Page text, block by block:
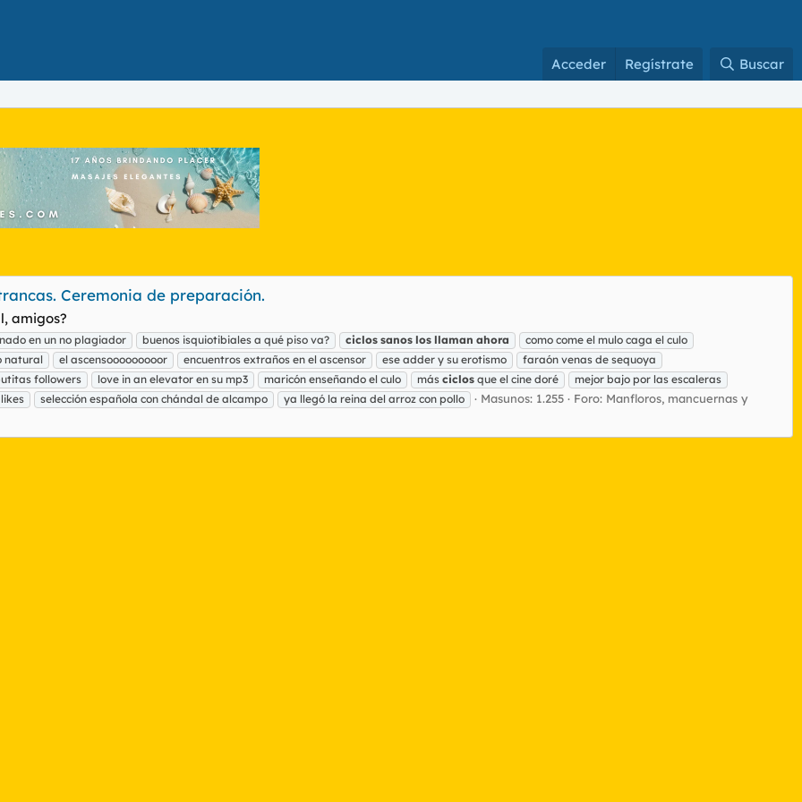
Acceder Regístrate Buscar
Ceremonia de preparación.
amigos?
en un no plagiador buenos isquiotibiales a qué piso va? ciclos sanos los llaman ahora
como come el mulo caga el culo
natural el ascensooooooooor encuentros extraños en el ascensor ese adder y su erotismo
faraón venas de sequoya
followers love in an elevator en su mp3 maricón enseñando el culo más ciclos que el cine doré
mejor bajo por las escaleras
selección española con chándal de alcampo ya llegó la reina del arroz con pollo Masunos: 1.255 Foro: Manfloros, mancuernas y